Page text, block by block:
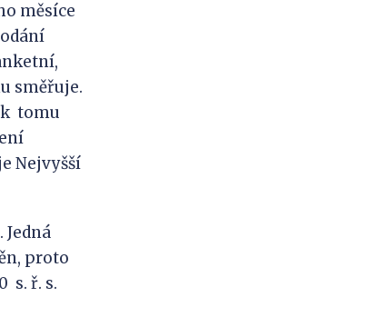
měsíce
směřuje.
k tomu
Nejvyšší
proto
s. ř. s.